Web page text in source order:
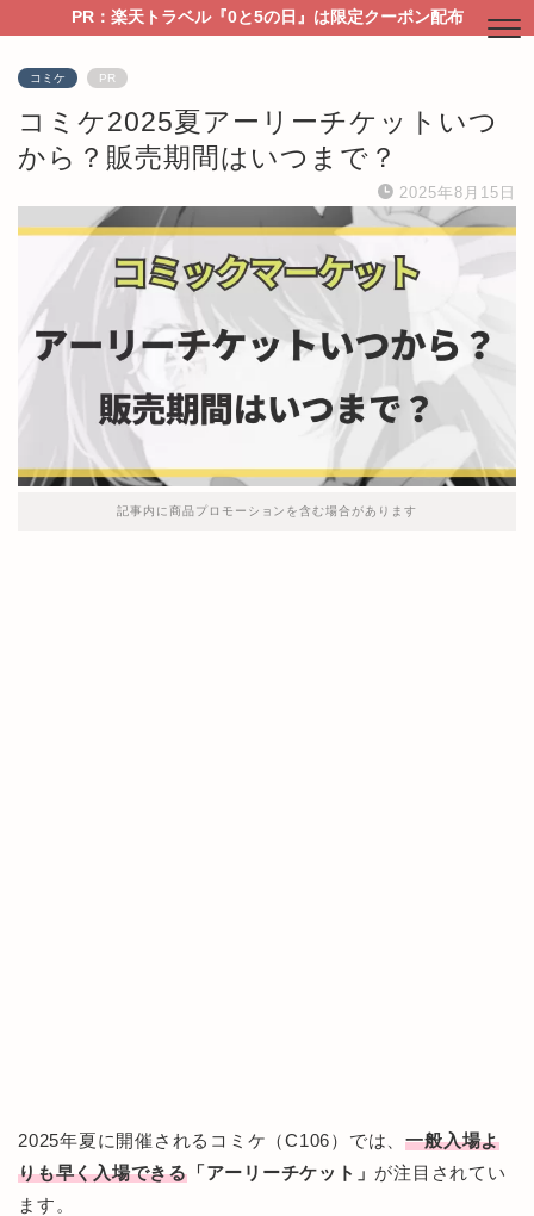
PR：楽天トラベル『0と5の日』は限定クーポン配布
コミケ PR
コミケ2025夏アーリーチケットいつ
から？販売期間はいつまで？
2025年8月15日
記事内に商品プロモーションを含む場合があります
2025年夏に開催されるコミケ（C106）では、一般入場よ
りも早く入場できる「アーリーチケット」 が注目されてい
ます。